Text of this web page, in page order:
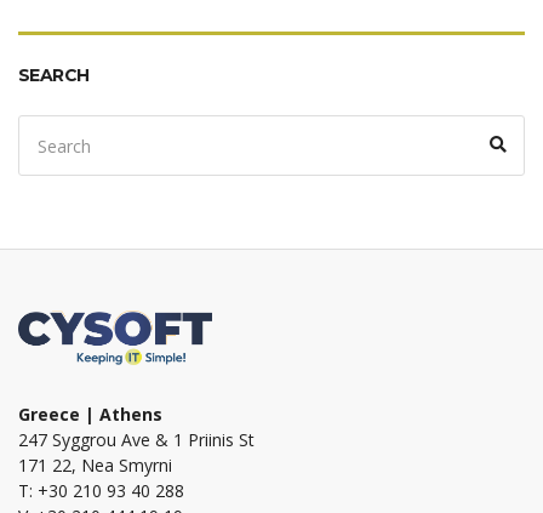
SEARCH
Search
for:
Greece | Athens
247 Syggrou Ave & 1 Priinis St
171 22, Nea Smyrni
T: +30 210 93 40 288